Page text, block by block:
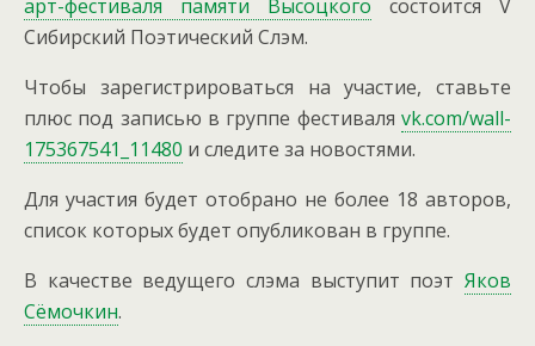
арт-фестиваля памяти Высоцкого состоится V
Сибирский Поэтический Слэм.
Чтобы зарегистрироваться на участие, ставьте
плюс под записью в группе фестиваля vk.com/wall-
175367541_11480 и следите за новостями.
Для участия будет отобрано не более 18 авторов,
список которых будет опубликован в группе.
В качестве ведущего слэма выступит поэт Яков
Сёмочкин.